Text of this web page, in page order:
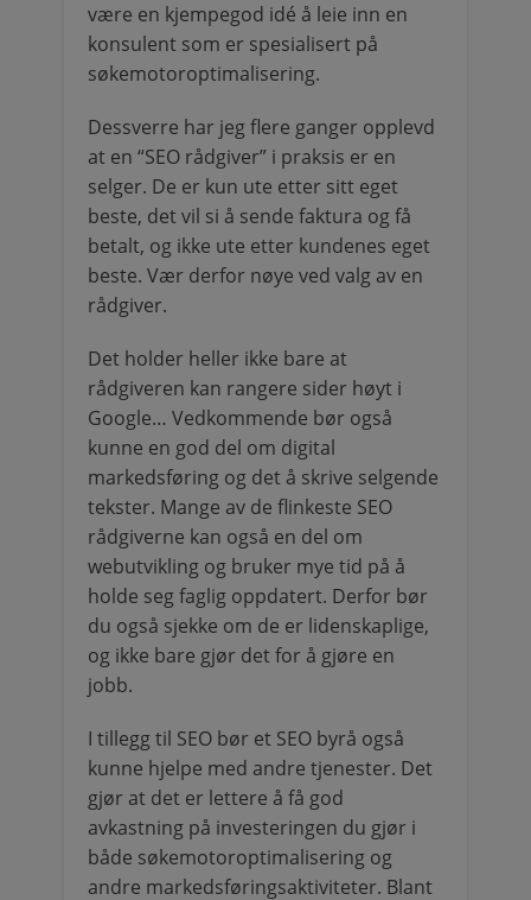
være en kjempegod idé å leie inn en
konsulent som er spesialisert på
søkemotoroptimalisering.
Dessverre har jeg flere ganger opplevd
at en “SEO rådgiver” i praksis er en
selger. De er kun ute etter sitt eget
beste, det vil si å sende faktura og få
betalt, og ikke ute etter kundenes eget
beste. Vær derfor nøye ved valg av en
rådgiver.
Det holder heller ikke bare at
rådgiveren kan rangere sider høyt i
Google… Vedkommende bør også
kunne en god del om digital
markedsføring og det å skrive selgende
tekster. Mange av de flinkeste SEO
rådgiverne kan også en del om
webutvikling og bruker mye tid på å
holde seg faglig oppdatert. Derfor bør
du også sjekke om de er lidenskaplige,
og ikke bare gjør det for å gjøre en
jobb.
I tillegg til SEO bør et SEO byrå også
kunne hjelpe med andre tjenester. Det
gjør at det er lettere å få god
avkastning på investeringen du gjør i
både søkemotoroptimalisering og
andre markedsføringsaktiviteter. Blant